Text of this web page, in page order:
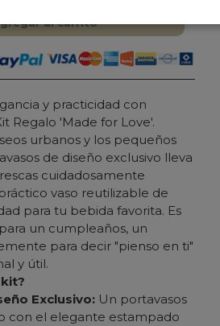
al carrito
y practicidad con
Regalo 'Made for Love'.
urbanos y los pequeños
de diseño exclusivo lleva
cuidadosamente
vaso reutilizable de
para tu bebida favorita. Es
un cumpleaños, un
para decir "pienso en ti"
y útil.
Exclusivo: Un portavasos
con el elegante estampado